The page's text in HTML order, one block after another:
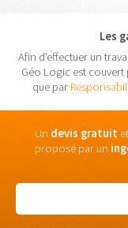
Les
Afin d'effectuer un
Géo Logic est couvert
que par
Un devis gratuit
proposé par un